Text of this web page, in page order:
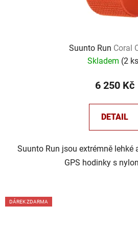
Suunto Run Coral
Skladem (2 ks
6 250 Kč
DETAIL
Suunto Run jsou extrémně lehké
GPS hodinky s
DÁREK ZDARMA